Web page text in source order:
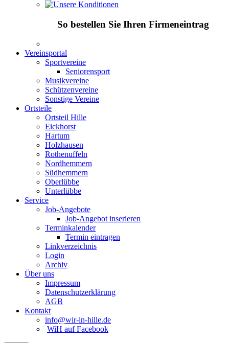
So bestellen Sie Ihren Firmeneintrag
Vereinsportal
Sportvereine
Seniorensport
Musikvereine
Schützenvereine
Sonstige Vereine
Ortsteile
Ortsteil Hille
Eickhorst
Hartum
Holzhausen
Rothenuffeln
Nordhemmern
Südhemmern
Oberlübbe
Unterlübbe
Service
Job-Angebote
Job-Angebot inserieren
Terminkalender
Termin eintragen
Linkverzeichnis
Login
Archiv
Über uns
Impressum
Datenschutzerklärung
AGB
Kontakt
info@wir-in-hille.de
WiH auf Facebook